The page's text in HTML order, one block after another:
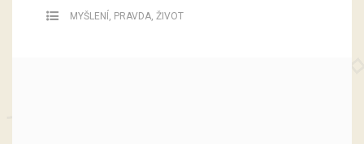
MYŠLENÍ, PRAVDA, ŽIVOT